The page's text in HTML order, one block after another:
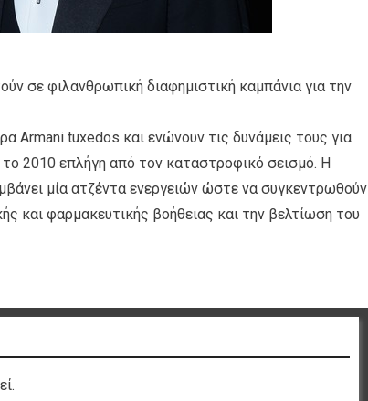
σε φιλανθρωπική διαφημιστική καμπάνια για την
Αrmani tuxedos και ενώνουν τις δυνάμεις τους για
2010 επλήγη από τον καταστροφικό σεισμό. Η
μία ατζέντα ενεργειών ώστε να συγκεντρωθούν
και φαρμακευτικής βοήθειας και την βελτίωση του